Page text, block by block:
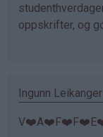
oppskrifter, og
Ingunn